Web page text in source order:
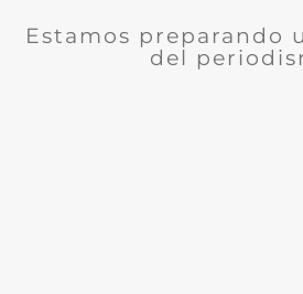
Estamos preparando
del